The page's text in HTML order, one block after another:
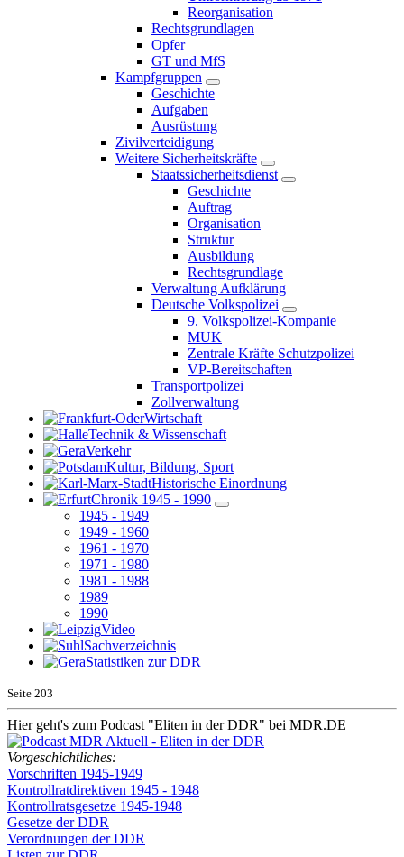
Reorganisation
Rechtsgrundlagen
Opfer
GT und MfS
Kampfgruppen
Geschichte
Aufgaben
Ausrüstung
Zivilverteidigung
Weitere Sicherheitskräfte
Staatssicherheitsdienst
Geschichte
Auftrag
Organisation
Struktur
Ausbildung
Rechtsgrundlage
Verwaltung Aufklärung
Deutsche Volkspolizei
9. Volkspolizei-Kompanie
MUK
Zentrale Kräfte Schutzpolizei
VP-Bereitschaften
Transportpolizei
Zollverwaltung
Wirtschaft
Technik & Wissenschaft
Verkehr
Kultur, Bildung, Sport
Historische Einordnung
Chronik 1945 - 1990
1945 - 1949
1949 - 1960
1961 - 1970
1971 - 1980
1981 - 1988
1989
1990
Video
Sachverzeichnis
Statistiken zur DDR
Seite 203
Hier geht's zum Podcast "Eliten in der DDR" bei MDR.DE
Vorgeschichtliches:
Vorschriften 1945-1949
Kontrollratdirektiven 1945 - 1948
Kontrollratsgesetze 1945-1948
Gesetze der DDR
Verordnungen der DDR